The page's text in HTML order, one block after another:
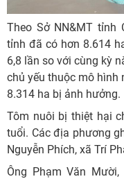
Theo Sở NN&MT tỉnh
tỉnh đã có hơn 8.614
6,8 lần so với cùng kỳ
chủ yếu thuộc mô hình
8.314 ha bị ảnh hưởng.
Tôm nuôi bị thiệt hại
tuổi. Các địa phương
Nguyễn Phích, xã Trí
Ông Phạm Văn